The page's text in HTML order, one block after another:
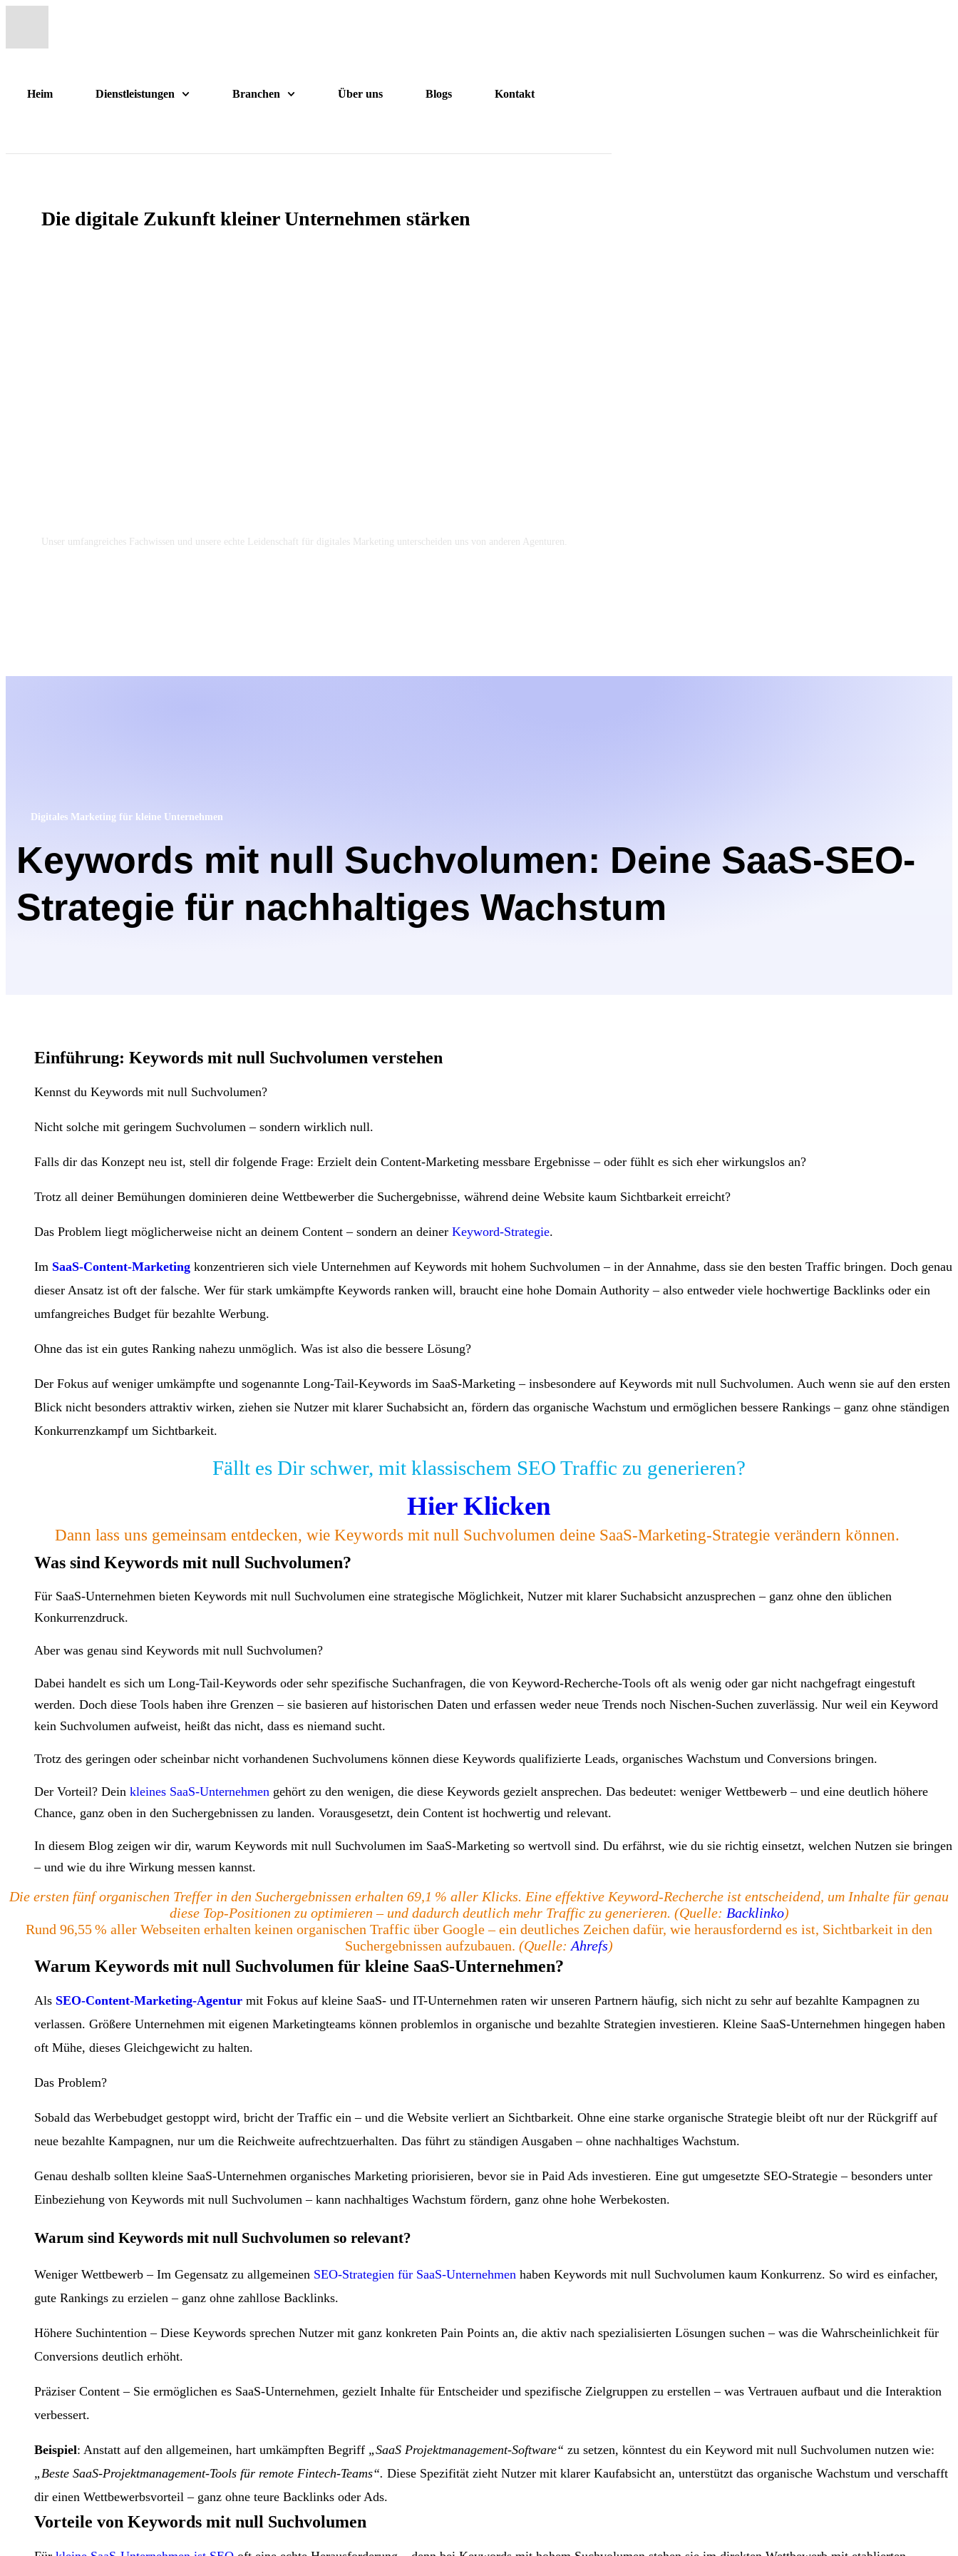
Heim Dienstleistungen Branchen Über uns Blogs Kontakt
Heim Dienstleistungen Branchen Über uns Blogs Kontakt
Die digitale Zukunft kleiner Unternehmen stärken
Unser umfangreiches Fachwissen und unsere echte Leidenschaft für digitales Marketing unterscheiden uns von anderen Agenturen.
Digitales Marketing für kleine Unternehmen
Keywords mit null Suchvolumen: Deine SaaS-SEO-
Strategie für nachhaltiges Wachstum
Einführung: Keywords mit null Suchvolumen verstehen
Kennst du Keywords mit null Suchvolumen?
Nicht solche mit geringem Suchvolumen – sondern wirklich null.
Falls dir das Konzept neu ist, stell dir folgende Frage: Erzielt dein Content-Marketing messbare Ergebnisse – oder fühlt es sich eher wirkungslos an?
Trotz all deiner Bemühungen dominieren deine Wettbewerber die Suchergebnisse, während deine Website kaum Sichtbarkeit erreicht?
Das Problem liegt möglicherweise nicht an deinem Content – sondern an deiner Keyword-Strategie.
Im SaaS-Content-Marketing konzentrieren sich viele Unternehmen auf Keywords mit hohem Suchvolumen – in der Annahme, dass sie den besten Traffic bringen. Doch genau
dieser Ansatz ist oft der falsche. Wer für stark umkämpfte Keywords ranken will, braucht eine hohe Domain Authority – also entweder viele hochwertige Backlinks oder ein
umfangreiches Budget für bezahlte Werbung.
Ohne das ist ein gutes Ranking nahezu unmöglich. Was ist also die bessere Lösung?
Der Fokus auf weniger umkämpfte und sogenannte Long-Tail-Keywords im SaaS-Marketing – insbesondere auf Keywords mit null Suchvolumen. Auch wenn sie auf den ersten
Blick nicht besonders attraktiv wirken, ziehen sie Nutzer mit klarer Suchabsicht an, fördern das organische Wachstum und ermöglichen bessere Rankings – ganz ohne ständigen
Konkurrenzkampf um Sichtbarkeit.
Fällt es Dir schwer, mit klassischem SEO Traffic zu generieren?
Hier Klicken
Dann lass uns gemeinsam entdecken, wie Keywords mit null Suchvolumen deine SaaS-Marketing-Strategie verändern können.
Was sind Keywords mit null Suchvolumen?
Für SaaS-Unternehmen bieten Keywords mit null Suchvolumen eine strategische Möglichkeit, Nutzer mit klarer Suchabsicht anzusprechen – ganz ohne den üblichen
Konkurrenzdruck.
Aber was genau sind Keywords mit null Suchvolumen?
Dabei handelt es sich um Long-Tail-Keywords oder sehr spezifische Suchanfragen, die von Keyword-Recherche-Tools oft als wenig oder gar nicht nachgefragt eingestuft
werden. Doch diese Tools haben ihre Grenzen – sie basieren auf historischen Daten und erfassen weder neue Trends noch Nischen-Suchen zuverlässig. Nur weil ein Keyword
kein Suchvolumen aufweist, heißt das nicht, dass es niemand sucht.
Trotz des geringen oder scheinbar nicht vorhandenen Suchvolumens können diese Keywords qualifizierte Leads, organisches Wachstum und Conversions bringen.
Der Vorteil? Dein kleines SaaS-Unternehmen gehört zu den wenigen, die diese Keywords gezielt ansprechen. Das bedeutet: weniger Wettbewerb – und eine deutlich höhere
Chance, ganz oben in den Suchergebnissen zu landen. Vorausgesetzt, dein Content ist hochwertig und relevant.
In diesem Blog zeigen wir dir, warum Keywords mit null Suchvolumen im SaaS-Marketing so wertvoll sind. Du erfährst, wie du sie richtig einsetzt, welchen Nutzen sie bringen
– und wie du ihre Wirkung messen kannst.
Die ersten fünf organischen Treffer in den Suchergebnissen erhalten 69,1 % aller Klicks. Eine effektive Keyword-Recherche ist entscheidend, um Inhalte für genau
diese Top-Positionen zu optimieren – und dadurch deutlich mehr Traffic zu generieren. (Quelle: Backlinko)
Rund 96,55 % aller Webseiten erhalten keinen organischen Traffic über Google – ein deutliches Zeichen dafür, wie herausfordernd es ist, Sichtbarkeit in den
Suchergebnissen aufzubauen. (Quelle: Ahrefs)
Warum Keywords mit null Suchvolumen für kleine SaaS-Unternehmen?
Als SEO-Content-Marketing-Agentur mit Fokus auf kleine SaaS- und IT-Unternehmen raten wir unseren Partnern häufig, sich nicht zu sehr auf bezahlte Kampagnen zu
verlassen. Größere Unternehmen mit eigenen Marketingteams können problemlos in organische und bezahlte Strategien investieren. Kleine SaaS-Unternehmen hingegen haben
oft Mühe, dieses Gleichgewicht zu halten.
Das Problem?
Sobald das Werbebudget gestoppt wird, bricht der Traffic ein – und die Website verliert an Sichtbarkeit. Ohne eine starke organische Strategie bleibt oft nur der Rückgriff auf
neue bezahlte Kampagnen, nur um die Reichweite aufrechtzuerhalten. Das führt zu ständigen Ausgaben – ohne nachhaltiges Wachstum.
Genau deshalb sollten kleine SaaS-Unternehmen organisches Marketing priorisieren, bevor sie in Paid Ads investieren. Eine gut umgesetzte SEO-Strategie – besonders unter
Einbeziehung von Keywords mit null Suchvolumen – kann nachhaltiges Wachstum fördern, ganz ohne hohe Werbekosten.
Warum sind Keywords mit null Suchvolumen so relevant?
Weniger Wettbewerb – Im Gegensatz zu allgemeinen SEO-Strategien für SaaS-Unternehmen haben Keywords mit null Suchvolumen kaum Konkurrenz. So wird es einfacher,
gute Rankings zu erzielen – ganz ohne zahllose Backlinks.
Höhere Suchintention – Diese Keywords sprechen Nutzer mit ganz konkreten Pain Points an, die aktiv nach spezialisierten Lösungen suchen – was die Wahrscheinlichkeit für
Conversions deutlich erhöht.
Präziser Content – Sie ermöglichen es SaaS-Unternehmen, gezielt Inhalte für Entscheider und spezifische Zielgruppen zu erstellen – was Vertrauen aufbaut und die Interaktion
verbessert.
Beispiel: Anstatt auf den allgemeinen, hart umkämpften Begriff „SaaS Projektmanagement-Software“ zu setzen, könntest du ein Keyword mit null Suchvolumen nutzen wie:
„Beste SaaS-Projektmanagement-Tools für remote Fintech-Teams“. Diese Spezifität zieht Nutzer mit klarer Kaufabsicht an, unterstützt das organische Wachstum und verschafft
dir einen Wettbewerbsvorteil – ganz ohne teure Backlinks oder Ads.
Vorteile von Keywords mit null Suchvolumen